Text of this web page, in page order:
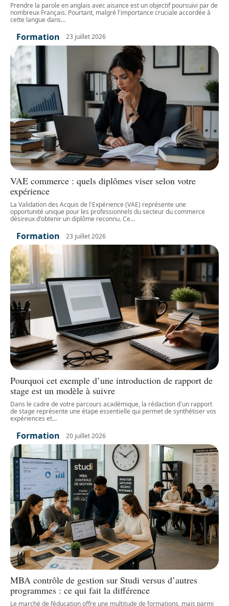
Prendre la parole en anglais avec aisance est un objectif poursuivi par de
nombreux Français. Pourtant, malgré l'importance cruciale accordée à
cette langue dans…
Formation 23 juillet 2026
VAE commerce : quels diplômes viser selon votre
expérience
La Validation des Acquis de l'Expérience (VAE) représente une
opportunité unique pour les professionnels du secteur du commerce
désireux d'obtenir un diplôme reconnu. Ce…
Formation 23 juillet 2026
Pourquoi cet exemple d’une introduction de rapport de
stage est un modèle à suivre
Dans le cadre de votre parcours académique, la rédaction d'un rapport
de stage représente une étape essentielle qui permet de synthétiser vos
expériences et…
Formation 20 juillet 2026
MBA contrôle de gestion sur Studi versus d’autres
programmes : ce qui fait la différence
Le marché de l’éducation offre une multitude de formations, mais parmi